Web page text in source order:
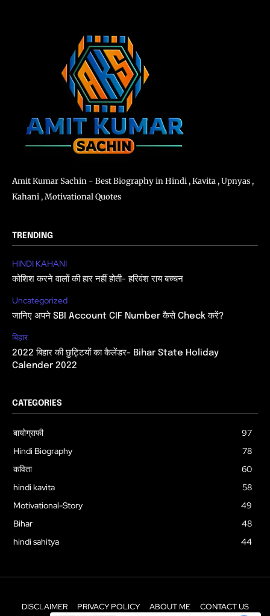
Amit Kumar Sachin - Best Biography in Hindi , Kavita , Upnyas ,
Kahani , Motivational Quotes
TRENDING
HINDI KAHANI
कोशिश करने वालों की हार नहीं होती- हरिवंश राय बच्चन
Uncategorized
जानिए अपने SBI Account CIF Number कैसे Check करें?
बिहार
2022 बिहार की छुट्टियों का कैलेंडर- Bihar State Holiday
Calender 2022
CATEGORIES
बायोग्राफी
97
Hindi Biography
78
कविता
60
hindi kavita
58
Motivational-Story
49
Bihar
48
hindi sahitya
44
DISCLAIMER PRIVACY POLICY ABOUT ME CONTACT US